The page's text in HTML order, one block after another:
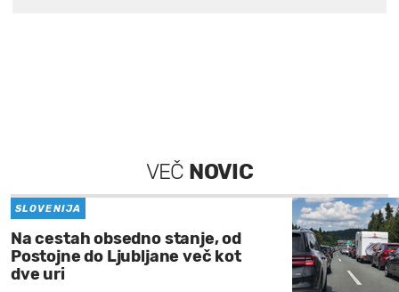
VEČ NOVIC
SLOVENIJA
Na cestah obsedno stanje, od
Postojne do Ljubljane več kot
dve uri